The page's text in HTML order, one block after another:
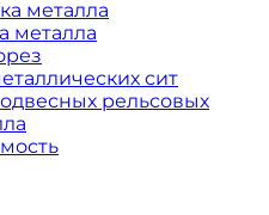
металла
металла
сит
рельсовых